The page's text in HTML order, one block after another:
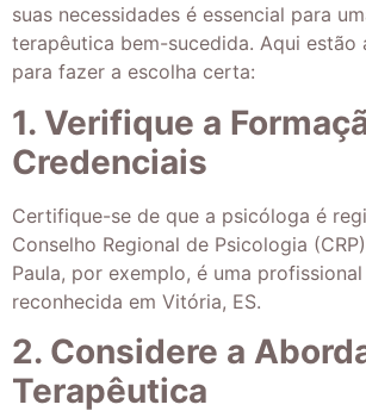
suas necessidades é essencial para
terapêutica bem-sucedida. Aqui estão
para fazer a escolha certa:
1. Verifique a
Credenciais
Certifique-se de que a psicóloga é
Conselho Regional de Psicologia
Paula, por exemplo, é uma
reconhecida em Vitória, ES.
2. Considere a
Terapêutica